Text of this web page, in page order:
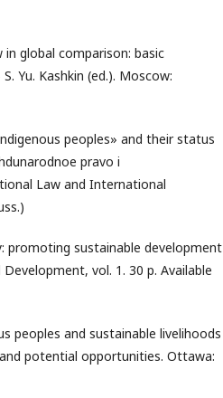
global comparison: basic
Yu. Kashkin (ed.). Moscow:
peoples» and their status
pravo i
Law and International
promoting sustainable development
vol. 1. 30 p. Available
peoples and sustainable livelihoods
potential opportunities. Ottawa: